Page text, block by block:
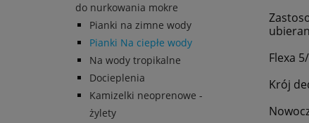
do nurkowania mokre
Pianki na zimne wody
Pianki Na ciepłe wody
Na wody tropikalne
Docieplenia
Kamizelki neoprenowe -
żylety
Flexa
Krój